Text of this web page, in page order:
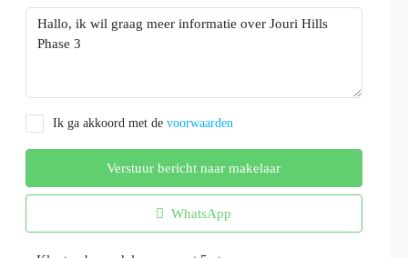
Ik ga akkoord met de voorwaarden
Verstuur bericht naar makelaar
WhatsApp